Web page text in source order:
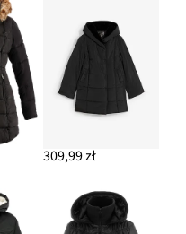
309,99 zł